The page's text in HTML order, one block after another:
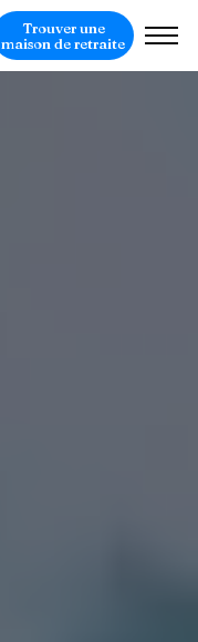
Trouver une
maison de retraite